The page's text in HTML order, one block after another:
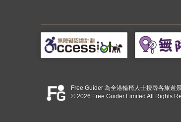
Free Guider 為全港輪椅人士搜尋各旅遊
© 2026 Free Guider Limited All Rights